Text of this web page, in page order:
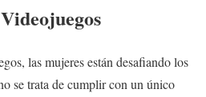
las mujeres están desafiando los
se trata de cumplir con un único